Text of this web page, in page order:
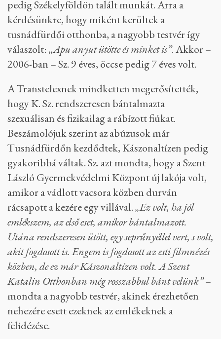
pedig Székelyföldön talált munkát. Arra a
kérdésünkre, hogy miként kerültek a
tusnádfürdői otthonba, a nagyobb testvér így
válaszolt: „Apu anyut ütötte és minket is”. Akkor –
2006-ban – Sz. 9 éves, öccse pedig 7 éves volt.
A Transtelexnek mindketten megerősítették,
hogy K. Sz. rendszeresen bántalmazta
szexuálisan és fizikailag a rábízott fiúkat.
Beszámolójuk szerint az abúzusok már
Tusnádfürdőn kezdődtek, Kászonaltízen pedig
gyakoribbá váltak. Sz. azt mondta, hogy a Szent
László Gyermekvédelmi Központ új lakója volt,
amikor a vádlott vacsora közben durván
rácsapott a kezére egy villával.„Ez volt, ha jól
emlékszem, az első eset, amikor bántalmazott.
Utána rendszeresen ütött, egy seprűnyéllel vert, s volt,
akit fogdosott is. Engem is fogdosott az esti filmnézés
közben, de ez már Kászonaltízen volt. A Szent
Katalin Otthonban még rosszabbul bánt velünk”–
mondta a nagyobb testvér, akinek érezhetően
nehezére esett ezeknek az emlékeknek a
felidézése.